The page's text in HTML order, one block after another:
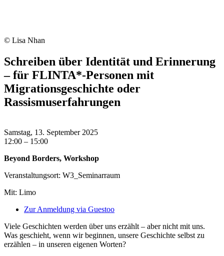
© Lisa Nhan
Schreiben über Identität und Erinnerung
– für FLINTA*-Personen mit
Migrationsgeschichte oder
Rassismuserfahrungen
Samstag, 13. September 2025
12:00 – 15:00
Beyond Borders, Workshop
Veranstaltungsort: W3_Seminarraum
Mit: Limo
Zur Anmeldung via Guestoo
Viele Geschichten werden über uns erzählt – aber nicht mit uns.
Was geschieht, wenn wir beginnen, unsere Geschichte selbst zu
erzählen – in unseren eigenen Worten?